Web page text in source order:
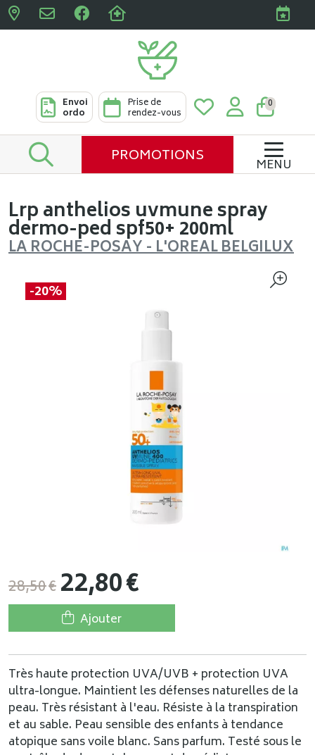
Pharmacies Clabots &
Envoi
ordo
Prise de
rendez-vous
0
PROMOTIONS MENU
Lrp anthelios uvmune spray
dermo-ped spf50+ 200ml
LA ROCHE-POSAY - L'OREAL BELGILUX
-20%
28,50€22,80€
Ajouter
Très haute protection UVA/UVB + protection UVA
ultra-longue. Maintient les défenses naturelles de la
peau. Très résistant à l'eau. Résiste à la transpiration
et au sable. Peau sensible des enfants à tendance
atopique sans voile blanc. Sans parfum. Testé sous le